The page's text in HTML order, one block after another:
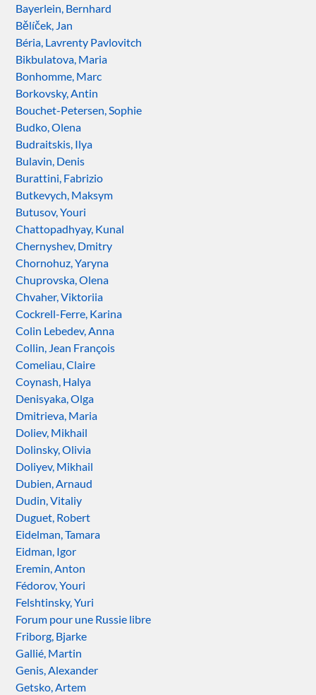
Bayerlein, Bernhard
Bělíček, Jan
Béria, Lavrenty Pavlovitch
Bikbulatova, Maria
Bonhomme, Marc
Borkovsky, Antin
Bouchet-Petersen, Sophie
Budko, Olena
Budraitskis, Ilya
Bulavin, Denis
Burattini, Fabrizio
Butkevych, Maksym
Butusov, Youri
Chattopadhyay, Kunal
Chernyshev, Dmitry
Chornohuz, Yaryna
Chuprovska, Olena
Chvaher, Viktoriia
Cockrell-Ferre, Karina
Colin Lebedev, Anna
Collin, Jean François
Comeliau, Claire
Coynash, Halya
Denisyaka, Olga
Dmitrieva, Maria
Doliev, Mikhail
Dolinsky, Olivia
Doliyev, Mikhail
Dubien, Arnaud
Dudin, Vitaliy
Duguet, Robert
Eidelman, Tamara
Eidman, Igor
Eremin, Anton
Fédorov, Youri
Felshtinsky, Yuri
Forum pour une Russie libre
Friborg, Bjarke
Gallié, Martin
Genis, Alexander
Getsko, Artem